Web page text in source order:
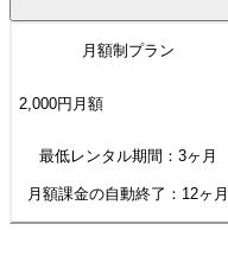
月額制プラン
2,000円 月額
最低レンタル期間：3ヶ月
月額課金の自動終了： 12ヶ月